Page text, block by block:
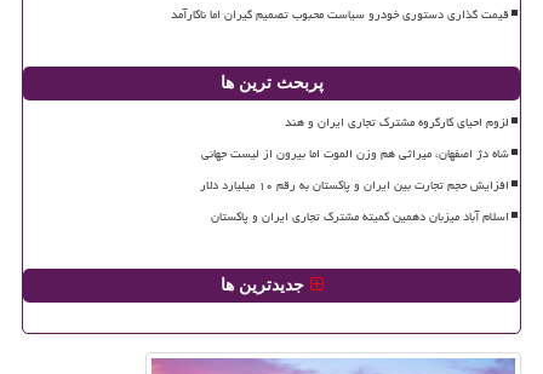
قیمت گذاری دستوری خودرو سیاست محبوب تصمیم گیران اما ناکارآمد
پربحث ترین ها
لزوم احیای کارگروه مشترک تجاری ایران و هند
شاه دژ اصفهان، میراثی هم وزن الموت اما بیرون از لیست جهانی
افزایش حجم تجارت بین ایران و پاکستان به رقم ۱۰ میلیارد دلار
اسلام آباد میزبان دهمین کمیته مشترک تجاری ایران و پاکستان
جدیدترین ها